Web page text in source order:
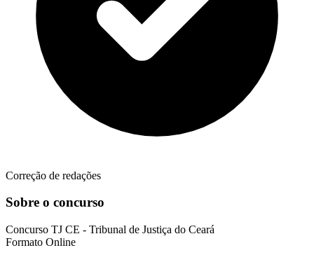
Correção de redações
Sobre o concurso
Concurso TJ CE - Tribunal de Justiça do Ceará
Formato Online